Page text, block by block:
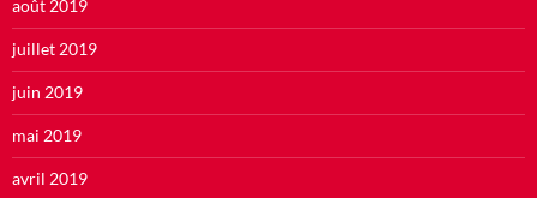
août 2019
juillet 2019
juin 2019
mai 2019
avril 2019